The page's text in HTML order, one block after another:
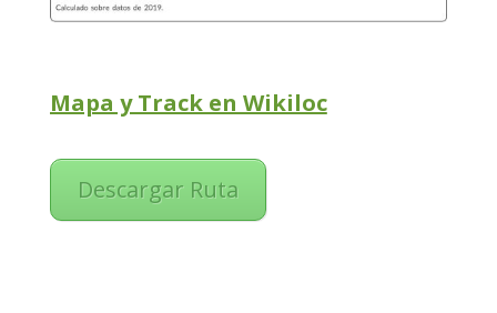
Mapa y Track en Wikiloc
Descargar Ruta